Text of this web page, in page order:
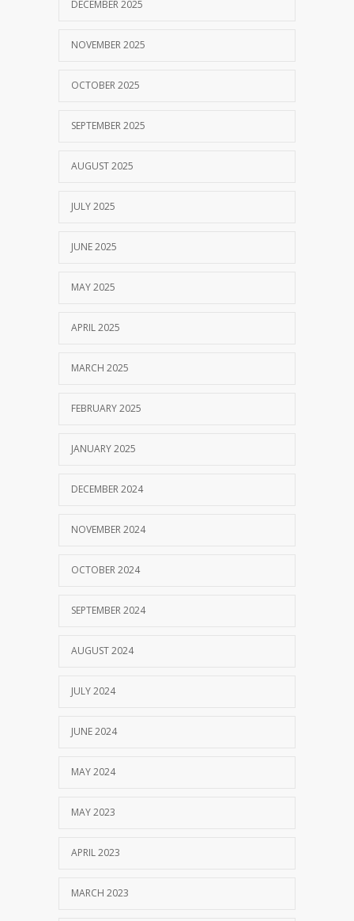
DECEMBER 2025
NOVEMBER 2025
OCTOBER 2025
SEPTEMBER 2025
AUGUST 2025
JULY 2025
JUNE 2025
MAY 2025
APRIL 2025
MARCH 2025
FEBRUARY 2025
JANUARY 2025
DECEMBER 2024
NOVEMBER 2024
OCTOBER 2024
SEPTEMBER 2024
AUGUST 2024
JULY 2024
JUNE 2024
MAY 2024
MAY 2023
APRIL 2023
MARCH 2023